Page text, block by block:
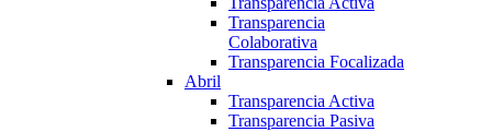
Transparencia
Colaborativa
Transparencia Focalizada
Abril
Transparencia Activa
Transparencia Pasiva